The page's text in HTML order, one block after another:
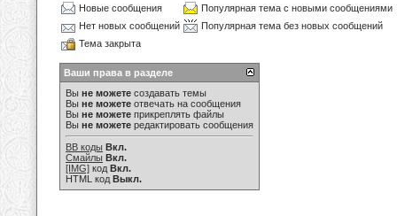
Новые сообщения
Популярная тема с новыми сообщениями
Нет новых сообщений
Популярная тема без новых сообщений
Тема закрыта
Ваши права в разделе
Вы не можете создавать темы
Вы не можете отвечать на сообщения
Вы не можете прикреплять файлы
Вы не можете редактировать сообщения
BB коды Вкл.
Смайлы Вкл.
[IMG] код Вкл.
HTML код Выкл.